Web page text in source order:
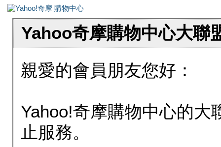
Yahoo奇摩購物中心大聯
親愛的會員朋友您好：
Yahoo!奇摩購物中心的大
止服務。